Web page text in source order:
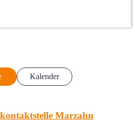
Kalender
Marzahn